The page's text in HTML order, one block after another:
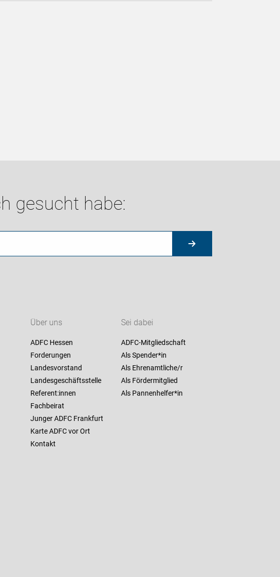
gesucht habe:
Über uns
ADFC Hessen
Forderungen
Landesvorstand
Landesgeschäftsstelle
Referent:innen
Fachbeirat
Junger ADFC Frankfurt
Karte ADFC vor Ort
Kontakt
Sei dabei
ADFC-Mitgliedschaft
Als Spender*in
Als Ehrenamtliche/r
Als Fördermitglied
Als Pannenhelfer*in